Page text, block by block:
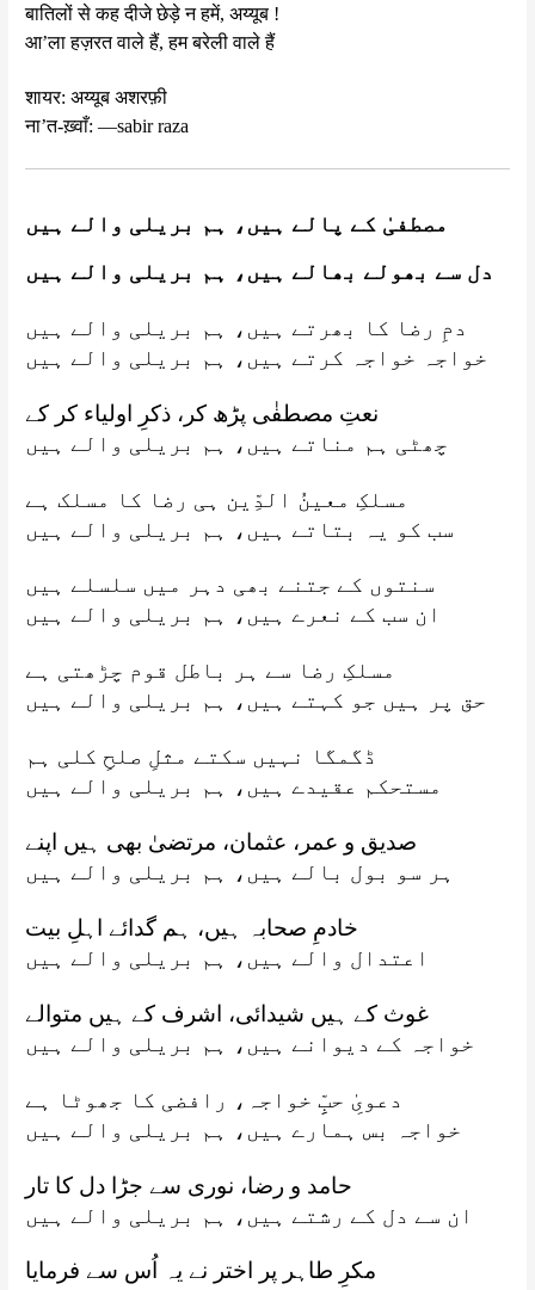
बातिलों से कह दीजे छेड़े न हमें, अय्यूब !
आ’ला हज़रत वाले हैं, हम बरेली वाले हैं
शायर: अय्यूब अशरफ़ी
ना’त-ख़्वाँ: —sabir raza
مصطفیٰ کے پالے ہیں، ہم بریلی والے ہیں
دل سے بھولے بھالے ہیں، ہم بریلی والے ہیں
دمِ رضا کا بھرتے ہیں، ہم بریلی والے ہیں
خواجہ خواجہ کرتے ہیں، ہم بریلی والے ہیں
نعتِ مصطفٰی پڑھ کر، ذکرِ اولیاء کر کے
چھٹی ہم مناتے ہیں، ہم بریلی والے ہیں
مسلکِ معینُ الدِّین ہی رضا کا مسلک ہے
سب کو یہ بتاتے ہیں، ہم بریلی والے ہیں
سنتوں کے جتنے بھی دہر میں سلسلے ہیں
ان سب کے نعرے ہیں، ہم بریلی والے ہیں
مسلکِ رضا سے ہر باطل قوم چڑھتی ہے
حق پر ہیں جو کہتے ہیں، ہم بریلی والے ہیں
ڈگمگا نہیں سکتے مثلِ صلحِ کلی ہم
مستحکم عقیدے ہیں، ہم بریلی والے ہیں
صدیق و عمر، عثمان، مرتضیٰ بھی ہیں اپنے
ہر سو بول بالے ہیں، ہم بریلی والے ہیں
خادمِ صحابہ ہیں، ہم گدائے اہلِ بیت
اعتدال والے ہیں، ہم بریلی والے ہیں
غوث کے ہیں شیدائی، اشرف کے ہیں متوالے
خواجہ کے دیوانے ہیں، ہم بریلی والے ہیں
دعویِٰ حبِِّ خواجہ، رافضی کا جھوٹا ہے
خواجہ بس ہمارے ہیں، ہم بریلی والے ہیں
حامد و رضا، نوری سے جڑا دل کا تار
ان سے دل کے رشتے ہیں، ہم بریلی والے ہیں
مکرِ طاہر پر اختر نے یہ اُس سے فرمایا